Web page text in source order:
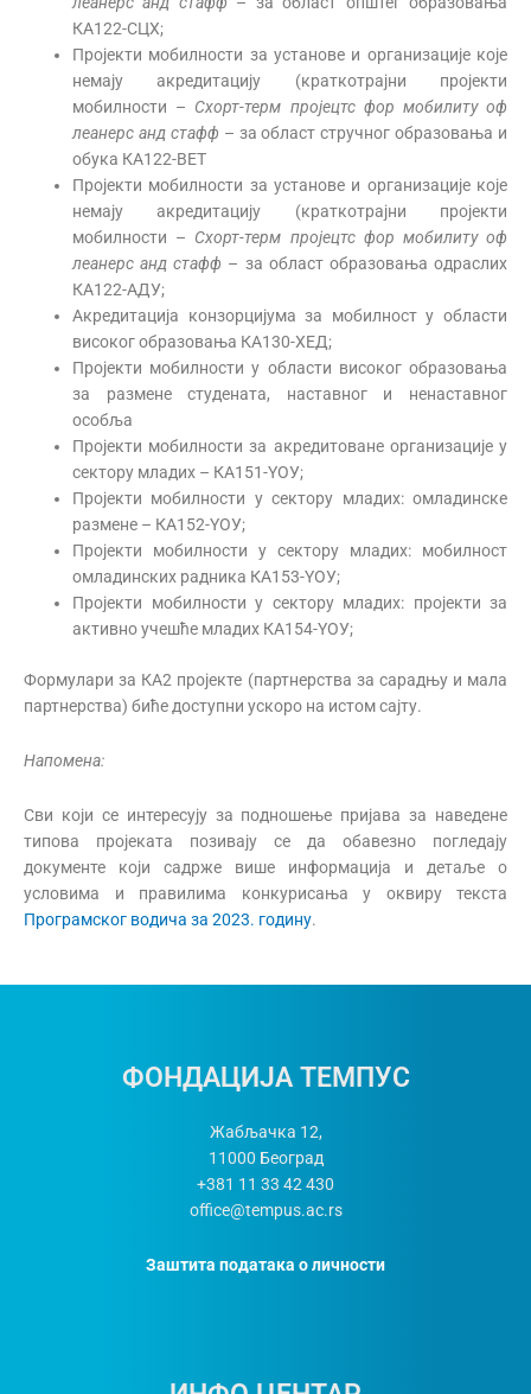
КА122-СЦХ;
Пројекти мобилности за установе и организације које
немају акредитацију (краткотрајни пројекти
мобилности – Схорт-терм пројецтс фор мобилитy оф
леанерс анд стафф – за област стручног образовања и
обука КА122-ВЕТ
Пројекти мобилности за установе и организације које
немају акредитацију (краткотрајни пројекти
мобилности – Схорт-терм пројецтс фор мобилитy оф
леанерс анд стафф – за област образовања одраслих
КА122-АДУ;
Акредитација конзорцијума за мобилност у области
високог образовања КА130-ХЕД;
Пројекти мобилности у области високог образовања
за размене студената, наставног и ненаставног
особља
Пројекти мобилности за акредитоване организације у
сектору младих – КА151-YОУ;
Пројекти мобилности у сектору младих: омладинске
размене – КА152-YОУ;
Пројекти мобилности у сектору младих: мобилност
омладинских радника КА153-YОУ;
Пројекти мобилности у сектору младих: пројекти за
активно учешће младих КА154-YОУ;
Формулари за КА2 пројекте (партнерства за сарадњу и мала
партнерства) биће доступни ускоро на истом сајту.
Напомена:
Сви који се интересују за подношење пријава за наведене
типова пројеката позивају се да обавезно погледају
документе који садрже више информација и детаље о
условима и правилима конкурисања у оквиру текста
Програмског водича за 2023. годину.
ФОНДАЦИЈА ТЕМПУС
Жабљачка 12,
11000 Београд
+381 11 33 42 430
office@tempus.ac.rs
Заштита података о личности